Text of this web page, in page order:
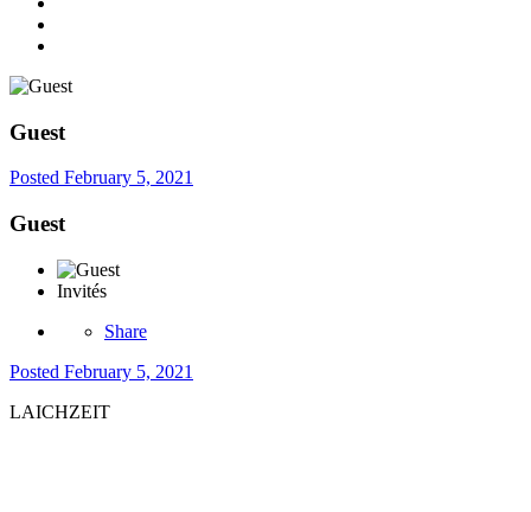
Guest
Posted February 5, 2021
Guest
Invités
Share
Posted February 5, 2021
LAICHZEIT